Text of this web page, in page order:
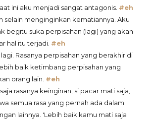
ini aku menjadi sangat antagonis. #eh
selain menginginkan kematiannya. Aku
begitu suka perpisahan (lagi) yang akan
hal itu terjadi. #eh
Rasanya perpisahan yang berakhir di
baik ketimbang perpisahan yang
orang lain. #eh
rasanya keinginan; si pacar mati saja,
semua rasa yang pernah ada dalam
lainnya. 'Lebih baik kamu mati saja